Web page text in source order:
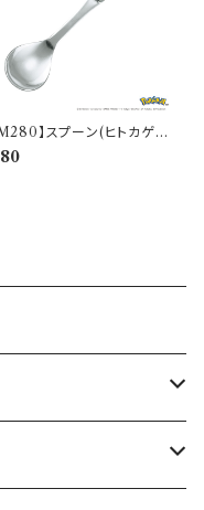
】スプーン(ヒトカゲ)
Sketch】PM282-850